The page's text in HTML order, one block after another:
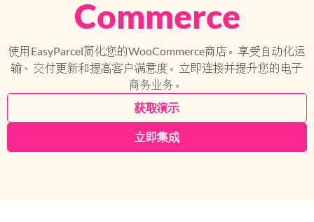
Commerce
使用EasyParcel简化您的WooCommerce商店。享受自动化运
输、交付更新和提高客户满意度。立即连接并提升您的电子
商务业务。
获取演示
立即集成